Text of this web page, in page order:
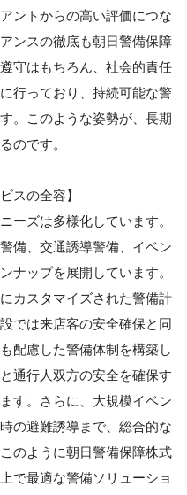
ントからの高い評価につな
ンスの徹底も朝日警備保障
守はもちろん、社会的責任
行っており、持続可能な警
。このような姿勢が、長期
のです。
スの全容】
ーズは多様化しています。
備、交通誘導警備、イベン
ナップを展開しています。
カスタマイズされた警備計
では来店客の安全確保と同
配慮した警備体制を構築し
通行人双方の安全を確保す
す。さらに、大規模イベン
の避難誘導まで、総合的な
のように朝日警備保障株式
で最適な警備ソリューショ